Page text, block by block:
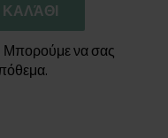
Μπορούμε να σας